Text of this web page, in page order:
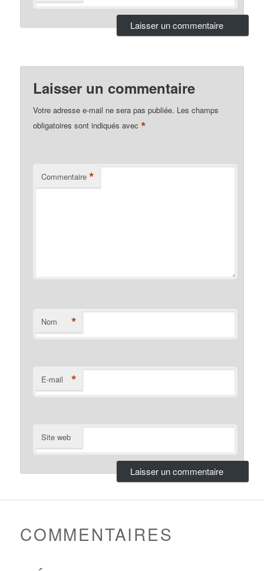
Laisser un commentaire
Votre adresse e-mail ne sera pas publiée. Les champs
obligatoires sont indiqués avec*
Commentaire *
Nom *
E-mail *
Site web
COMMENTAIRES